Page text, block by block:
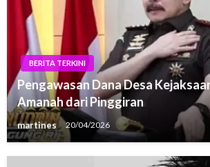
BERITA TERKINI
Pengawasan Dana Desa
Amanah dari Pinggiran
martines 20/04/2026